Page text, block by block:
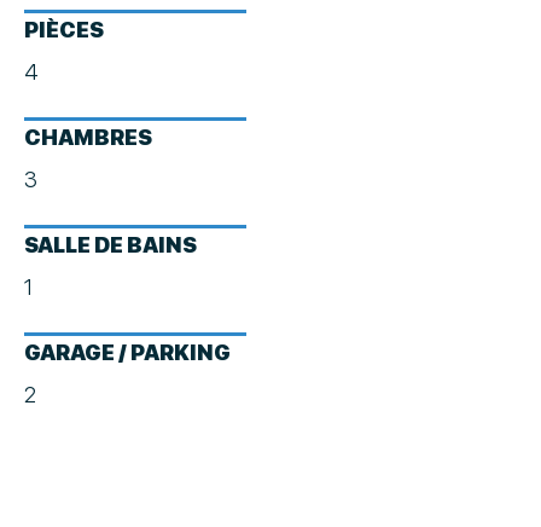
PIÈCES
4
CHAMBRES
3
SALLE DE BAINS
1
GARAGE / PARKING
2